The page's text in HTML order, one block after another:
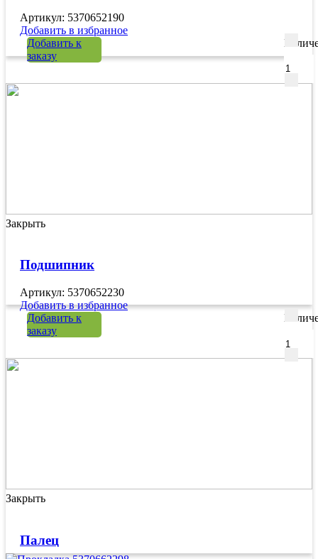
Артикул: 5370652190
Добавить в избранное
Добавить к
заказу
Закрыть
Подшипник
Артикул: 5370652230
Добавить в избранное
Добавить к
заказу
Закрыть
Палец